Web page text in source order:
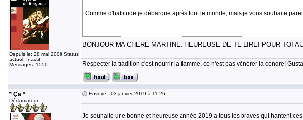
Depuis le: 28 mai 2008 Status
actuel: Inactif
Messages: 1550
Comme d'habitude je débarque après tout le monde, mais je vous souhaite
BONJOUR MA CHERE MARTINE. HEUREUSE DE TE LIRE! POUR TOI
Respecter la tradition c'est nourrir la flamme, ce n'est pas vénérer la cendre!
* Ça *
Déclamateur
Envoyé : 03 janvier 2019 à 11:26
Je souhaite une bonne et heureuse année 2019 a tous les braves qui hantent ces